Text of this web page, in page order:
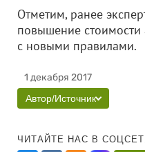
Отметим, ранее
повышение стоимости
с новыми
1 декабря 2017
Автор/Источник
ЧИТАЙТЕ НАС В